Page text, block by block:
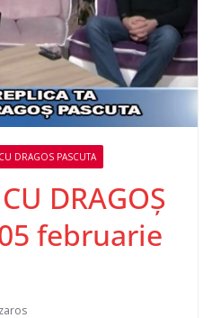
DRAGOS PASCUTA
DRAGOȘ
februarie